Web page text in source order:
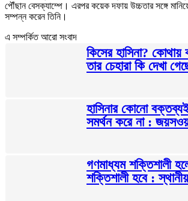
পৌঁছান বেসক্যাম্পে। এরপর কয়েক দফায় উচ্চতার সঙ্গে
সম্পন্ন করেন তিনি।
এ সম্পর্কিত আরো সংবাদ
কিসের হাসিনা? কোথায়
তার চেহারা কি দেখা
হাসিনার কোনো
সমর্থন করে না :
গণমাধ্যম শক্তিশালী
শক্তিশালী হবে :